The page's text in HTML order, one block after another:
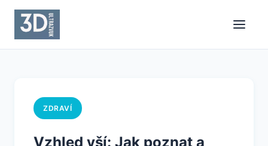
ZDRAVÍ
Vzhled vší: Jak poznat a